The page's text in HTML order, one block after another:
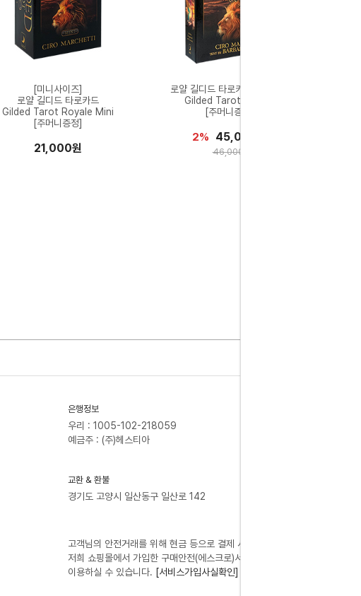
[미니사이즈]
로얄 길디드 타로카드
Gilded Tarot Royale Mini
[주머니증정]
21,000원
로얄 길디드 타로카드 영문북셋
Gilded Tarot Royale
[주머니증정]
2% 45,000원
46,000원
은행정보
우리 : 1005-102-218059
예금주 : (주)헤스티아
교환 & 환불
경기도 고양시 일산동구 일산로 142
고객님의 안전거래를 위해 현금 등으로 결제 시
저희 쇼핑몰에서 가입한 구매안전(에스크로)서비스를
이용하실 수 있습니다. [서비스가입사실확인]